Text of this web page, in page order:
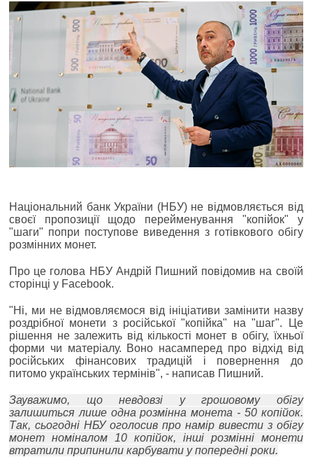
Національний банк України (НБУ) не відмовляється від
своєї пропозиції щодо перейменування "копійок" у
"шаги" попри поступове виведення з готівкового обігу
розмінних монет.
Про це голова НБУ Андрій Пишний повідомив на своїй
сторінці у Facebook.
"Ні, ми не відмовляємося від ініціативи замінити назву
роздрібної монети з російської "копійка" на "шаг". Це
рішення не залежить від кількості монет в обігу, їхньої
форми чи матеріалу. Воно насамперед про відхід від
російських фінансових традицій і повернення до
питомо українських термінів", - написав Пишний.
Зауважимо, що невдовзі у грошовому обігу
залишиться лише одна розмінна монета - 50 копійок.
Так, сьогодні НБУ оголосив про намір вивести з обігу
монет номіналом 10 копійок, інші розмінні монети
втратили припинили карбувати у попередні роки.